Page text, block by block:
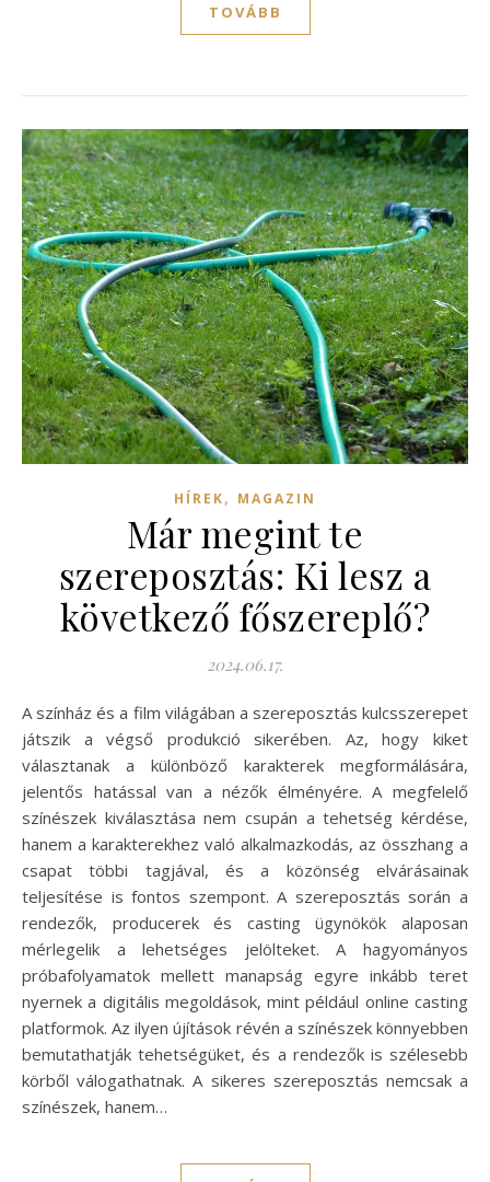
TOVÁBB
HÍREK, MAGAZIN
Már megint te
szereposztás: Ki lesz a
következő főszereplő?
2024.06.17.
A színház és a film világában a szereposztás kulcsszerepet
játszik a végső produkció sikerében. Az, hogy kiket
választanak a különböző karakterek megformálására,
jelentős hatással van a nézők élményére. A megfelelő
színészek kiválasztása nem csupán a tehetség kérdése,
hanem a karakterekhez való alkalmazkodás, az összhang a
csapat többi tagjával, és a közönség elvárásainak
teljesítése is fontos szempont. A szereposztás során a
rendezők, producerek és casting ügynökök alaposan
mérlegelik a lehetséges jelölteket. A hagyományos
próbafolyamatok mellett manapság egyre inkább teret
nyernek a digitális megoldások, mint például online casting
platformok. Az ilyen újítások révén a színészek könnyebben
bemutathatják tehetségüket, és a rendezők is szélesebb
körből válogathatnak. A sikeres szereposztás nemcsak a
színészek, hanem…